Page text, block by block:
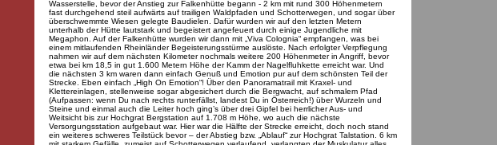
Wasserstelle, bevor der Anstieg zur Falkenhütte begann - 2 km mit rund 300 Höhenmetern
fast durchgehend steil aufwärts auf trailigen Waldpfaden und Schotterwegen, und sogar über
überschwemmte Wiesen gelegte Baudielen. Dafür wurden wir auf den letzten Metern
unterhalb der Hütte lautstark und begeistert angefeuert durch einige Jugendliche mit
Megaphon. Auf der Falkenhütte wurden wir dann mit „Viva Colognia“ empfangen, was bei
einem mitlaufenden Rheinländer Begeisterungsstürme auslöste. Nach erfolgter Verpflegung
nahmen wir auf dem nächsten Kilometer nochmals weitere 200 Höhenmeter in Angriff, bevor
etwa bei km 18,5 in gut 1.600 Metern Höhe der Kamm der Nagelfluhkette erreicht war. Und
die nächsten 3 km waren dann einfach Genuß und Emotion pur auf dem schönsten Teil der
Strecke. Eben einfach „High On Emotion“! Über den Panoramatrail mit Kraxel- und
Klettereinlagen, stellenweise sogar abgesichert durch die Bergwacht, auf schmalem Pfad
(Aufpassen: wenn Du nach rechts runterfällst, landest Du in Österreich!) über Wurzeln und
Steine und einmal auch die Leiter hoch ging’s über drei Gipfel bei herrlicher Aus- und
Weitsicht bis zur Hochgrat Bergstation auf 1.708 m Höhe, wo auch die nächste
Versorgungsstation aufgebaut war. Hier war die Hälfte der Strecke erreicht, doch noch stand
ein weiteres schweres Teilstück bevor – der Abstieg bzw. „Ablauf“ zur Hochgrat Talstation. 6 km